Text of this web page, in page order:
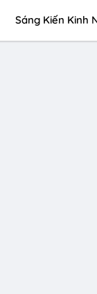
Sáng Kiến Kinh